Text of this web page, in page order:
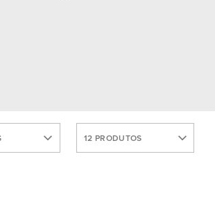
12 PRODUTOS